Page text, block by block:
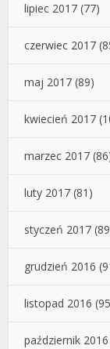
lipiec 2017 (77)
czerwiec 2017
maj 2017 (89)
kwiecień 2017
marzec 2017
luty 2017 (81)
styczeń 2017
grudzień 2016
listopad 2016
październik 2016